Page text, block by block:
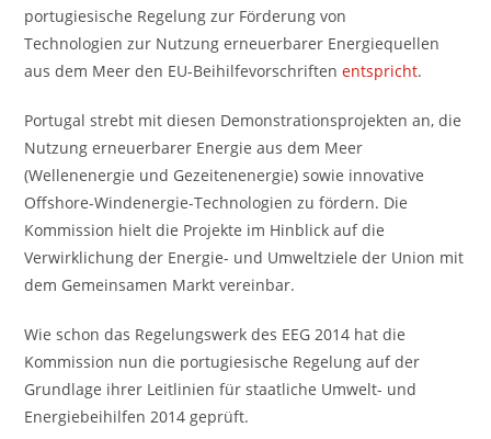
portugiesische Regelung zur Förderung von
Technologien zur Nutzung erneuerbarer Energiequellen
aus dem Meer den EU-Beihilfevorschriftenentspricht.
Portugal strebt mit diesen Demonstrationsprojekten an, die
Nutzung erneuerbarer Energie aus dem Meer
(Wellenenergie und Gezeitenenergie) sowie innovative
Offshore-Windenergie-Technologien zu fördern. Die
Kommission hielt die Projekte im Hinblick auf die
Verwirklichung der Energie- und Umweltziele der Union mit
dem Gemeinsamen Markt vereinbar.
Wie schon das Regelungswerk des EEG 2014 hat die
Kommission nun die portugiesische Regelung auf der
Grundlage ihrer Leitlinien für staatliche Umwelt- und
Energiebeihilfen 2014 geprüft.